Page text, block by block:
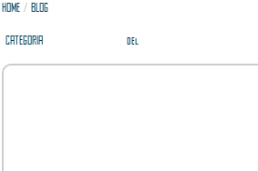
HOME / BLOG
CATEGORIA del